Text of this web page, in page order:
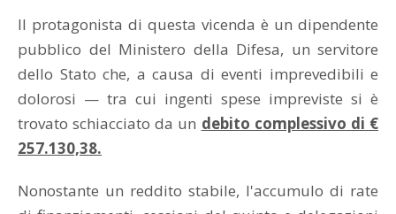
Il protagonista di questa vicenda è un dipendente
pubblico del Ministero della Difesa, un servitore
dello Stato che, a causa di eventi imprevedibili e
dolorosi — tra cui ingenti spese impreviste si è
trovato schiacciato da un debito complessivo di €
257.130,38.
Nonostante un reddito stabile, l'accumulo di rate